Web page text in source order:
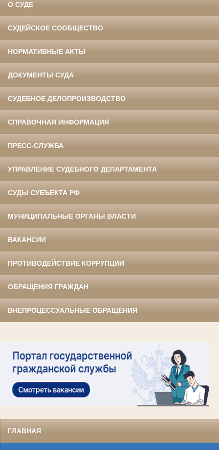
О СУДЕ
СУДЕЙСКОЕ СООБЩЕСТВО
НОРМАТИВНЫЕ АКТЫ
ДОКУМЕНТЫ СУДА
СУДЕБНОЕ ДЕЛОПРОИЗВОДСТВО
СПРАВОЧНАЯ ИНФОРМАЦИЯ
ПРЕСС-СЛУЖБА
УПРАВЛЕНИЕ СУДЕБНОГО ДЕПАРТАМЕНТА
СУДЫ СУБЪЕКТА РФ
МУНИЦИПАЛЬНЫЕ ОРГАНЫ ВЛАСТИ
ВАКАНСИИ
ПРОТИВОДЕЙСТВИЕ КОРРУПЦИИ
ОБРАЩЕНИЯ ГРАЖДАН
ВНЕПРОЦЕССУАЛЬНЫЕ ОБРАЩЕНИЯ
ГЛАВНАЯ